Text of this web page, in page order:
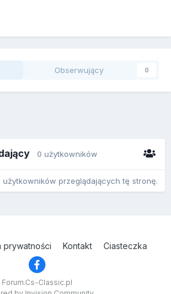
Obserwujący 0
0 użytkowników
przeglądających tę stronę.
prywatności Kontakt Ciasteczka
Forum.Cs-Classic.pl